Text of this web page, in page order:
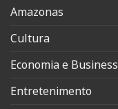
Amazonas
Cultura
Economia e Business
Entretenimento